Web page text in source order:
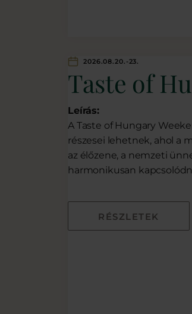
2026.08.20.-23.
Taste of
Leírás:
A Taste of Hungary
részesei lehetnek, ahol a
az élőzene, a nemzeti
harmonikusan
RÉSZLETEK